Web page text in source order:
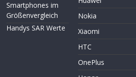
Smartphones im
Größenvergleich
Handys SAR Werte
Nokia
Xiaomi
HTC
OnePlus